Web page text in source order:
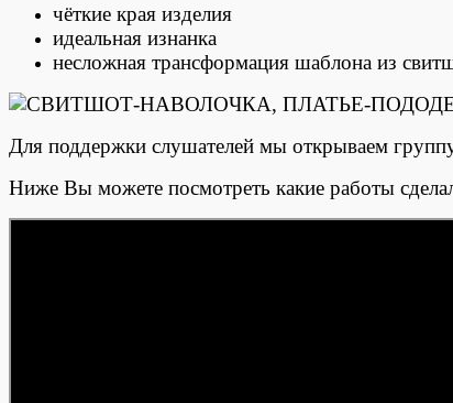
чёткие края изделия
идеальная изнанка
несложная трансформация шаблона из
Для поддержки слушателей мы открываем
Ниже Вы можете посмотреть какие работы